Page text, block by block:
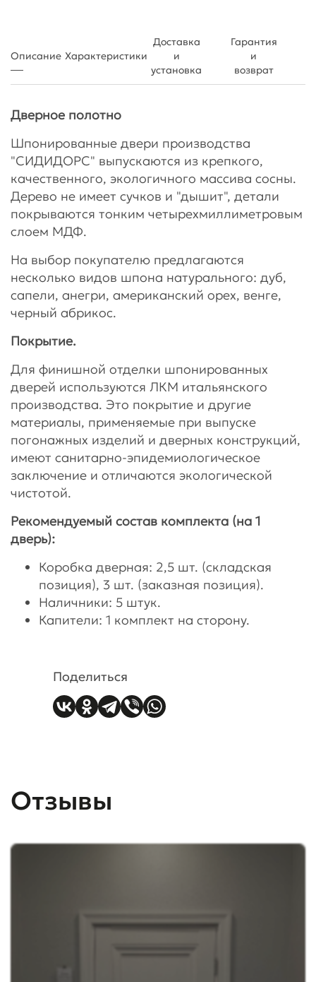
Описание Характеристики
Доставка
и
установка
Гарантия
и
возврат
Дверное полотно
Шпонированные двери производства
"СИДИДОРС" выпускаются из крепкого,
качественного, экологичного массива сосны.
Дерево не имеет сучков и "дышит", детали
покрываются тонким четырехмиллиметровым
слоем МДФ.
На выбор покупателю предлагаются
несколько видов шпона натурального: дуб,
сапели, анегри, американский орех, венге,
черный абрикос.
Покрытие.
Для финишной отделки шпонированных
дверей используются ЛКМ итальянского
производства. Это покрытие и другие
материалы, применяемые при выпуске
погонажных изделий и дверных конструкций,
имеют санитарно-эпидемиологическое
заключение и отличаются экологической
чистотой.
Рекомендуемый состав комплекта (на 1
дверь):
Коробка дверная: 2,5 шт. (складская
позиция), 3 шт. (заказная позиция).
Наличники: 5 штук.
Капители: 1 комплект на сторону.
Поделиться
Отзывы